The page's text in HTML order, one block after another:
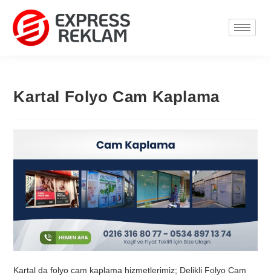
Kartal Folyo Cam Kaplama
Kartal da folyo cam kaplama hizmetlerimiz; Delikli Folyo Cam